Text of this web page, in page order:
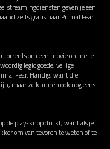
streamingdiensten geven je een
zelfs gratis naar Primal Fear
torrents om een movie online te
legio goede, veilige
Fear. Handig, want die
maar ze kunnen ook nog eens
de play-knop drukt, want als je
om van tevoren te weten of te